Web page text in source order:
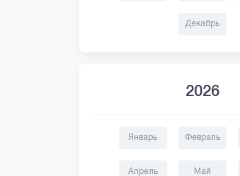
Декабрь
2026
Январь Февраль
Апрель Май